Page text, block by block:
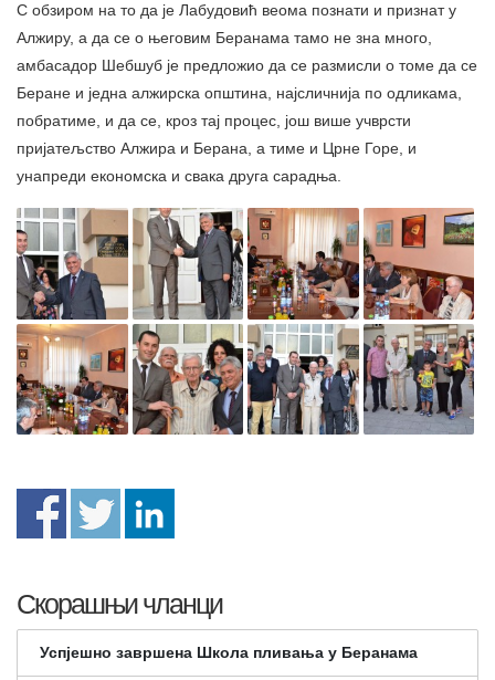
С обзиром на то да је Лабудовић веома познати и признат у
Алжиру, а да се о његовим Беранама тамо не зна много,
амбасадор Шебшуб је предложио да се размисли о томе да се
Беране и једна алжирска општина, најсличнија по одликама,
побратиме, и да се, кроз тај процес, још више учврсти
пријатељство Алжира и Берана, а тиме и Црне Горе, и
унапреди економска и свака друга сарадња.
Скорашњи чланци
Успјешно завршена Школа пливања у Беранама